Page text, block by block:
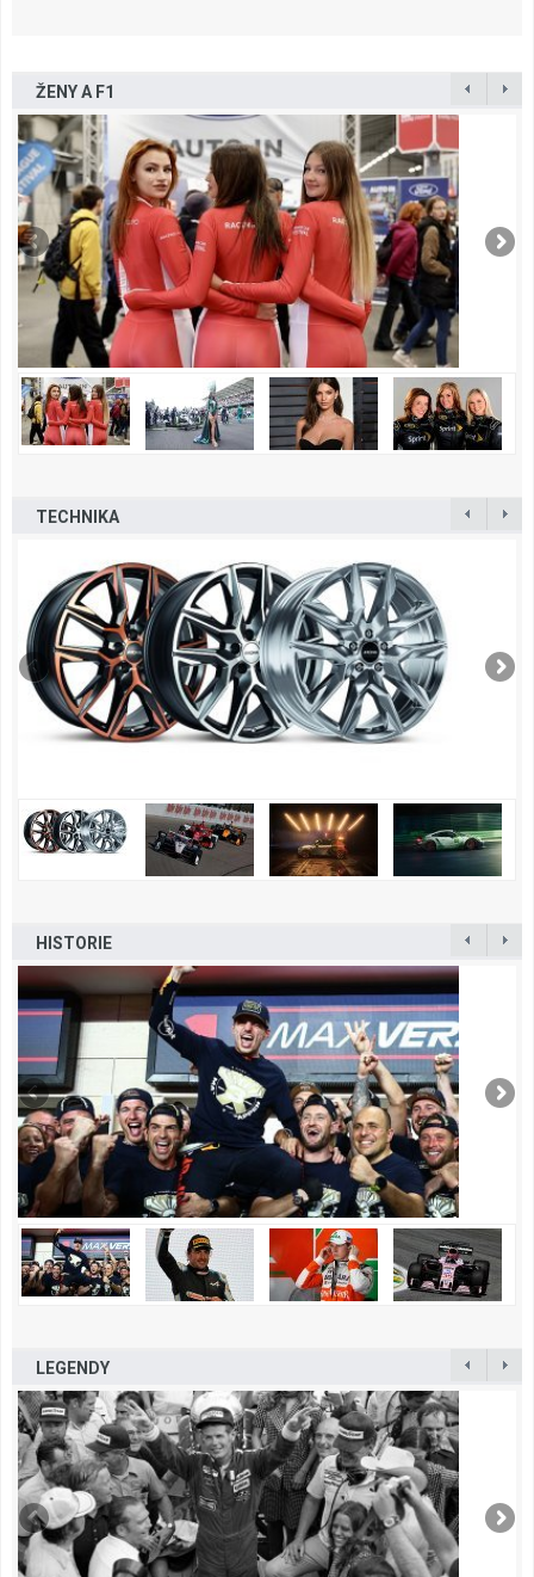
ŽENY A F1
TECHNIKA
HISTORIE
LEGENDY